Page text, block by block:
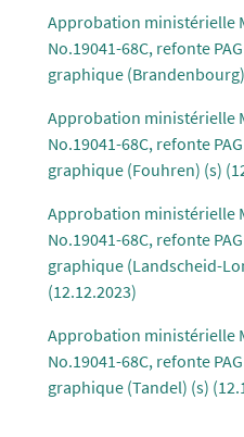
Approbation ministérielle
No.19041-68C, refonte
graphique
Approbation ministérielle
No.19041-68C, refonte
graphique (Fouhren) (s)
Approbation ministérielle
No.19041-68C, refonte
graphique (Landscheid-
(12.12.2023)
Approbation ministérielle
No.19041-68C, refonte
graphique (Tandel) (s)